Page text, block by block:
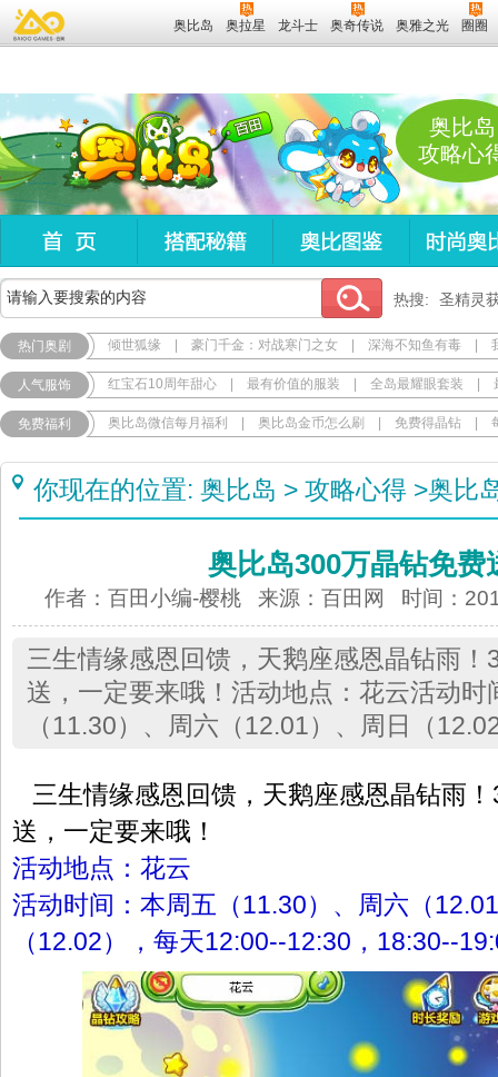
奥比岛 奥拉星 龙斗士 奥奇传说 奥雅之光 圈圈
奥比岛
攻略心
热搜: 圣精灵
热门奥剧 倾世狐缘 豪门千金：对战寒门之女 深海不知鱼有毒
人气服饰 红宝石10周年甜心 最有价值的服装 全岛最耀眼套装
免费福利 奥比岛微信每月福利 奥比岛金币怎么刷 免费得晶钻
你现在的位置: 奥比岛 > 攻略心得 >奥比
奥比岛300万晶钻免费
作者：百田小编-樱桃 来源：百田网 时间：
三生情缘感恩回馈，天鹅座感恩晶钻雨！
送，一定要来哦！活动地点：花云活动时
（11.30）、周六（12.01）、周日（
三生情缘感恩回馈，天鹅座感恩晶钻雨
送，一定要来哦！
活动地点：花云
活动时间：本周五（11.30）、周六（
（12.02），每天12:00--12:30，18:30--